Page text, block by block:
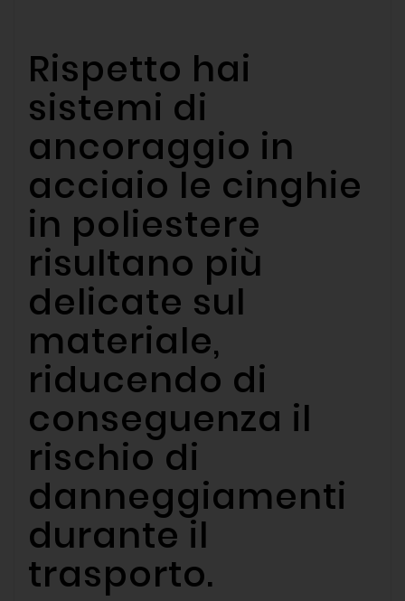
Rispetto hai
sistemi di
ancoraggio in
acciaio le cinghie
in poliestere
risultano più
delicate sul
materiale,
riducendo di
conseguenza il
rischio di
danneggiamenti
durante il
trasporto.